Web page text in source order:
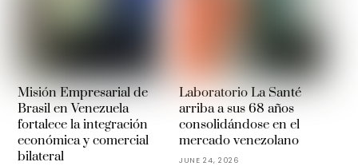
Misión Empresarial de
Brasil en Venezuela
fortalece la integración
económica y comercial
bilateral
Laboratorio La Santé
arriba a sus 68 años
consolidándose en el
mercado venezolano
JUNE 24, 2026